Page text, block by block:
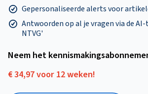
Gepersonaliseerde alerts voor
Antwoorden op al je vragen via de
NTVG'
Neem het
€ 34,97 voor 12 weken!